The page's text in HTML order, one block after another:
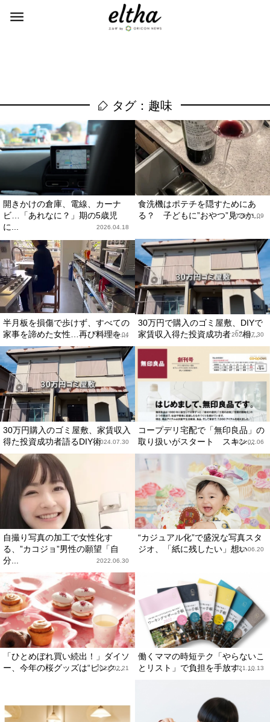
タグ：趣味
開きかけの倉庫、電線、カーナ
ビ…「あれなに？」期の5歳児
に...
2026.04.18
食洗機はポテチを隠すためにあ
る？ 子どもに”おやつ”見つか...
2026.01.09
半月板を損傷で歩けず、すべての
家事を諦めた女性…再び料理を...
2025.08.04
30万円で購入のゴミ屋敷、DIYで
家賃収入得た投資成功者「“相...
2024.07.30
30万円購入のゴミ屋敷、家賃収入
得た投資成功者語るDIY術2024.07.30
コープデリ宅配で「無印良品」の
取り扱いがスタート スキン...
2024.02.06
自撮り写真の加工で女性化す
る、”カコジョ”男性の願望「自
分...
2022.06.30
“カジュアル化”で盛況な写真スタ
ジオ、「紙に残したい」想い2022.06.20
「ひとめぼれ買い続出！」ダイソ
ー、今年の桜グッズは“ピンク...
2022.02.21
働くママの時短テク「やらないこ
とリスト」で負担を手放す、...
2021.10.13